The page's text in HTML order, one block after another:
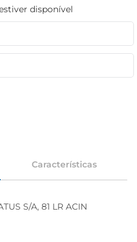
disponível
Características
S/A, 81 LR ACIN